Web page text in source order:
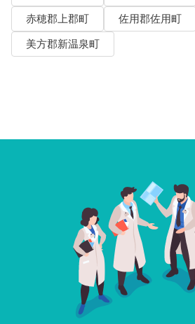
赤穂郡上郡町
佐用郡佐用町
美方郡新温泉町